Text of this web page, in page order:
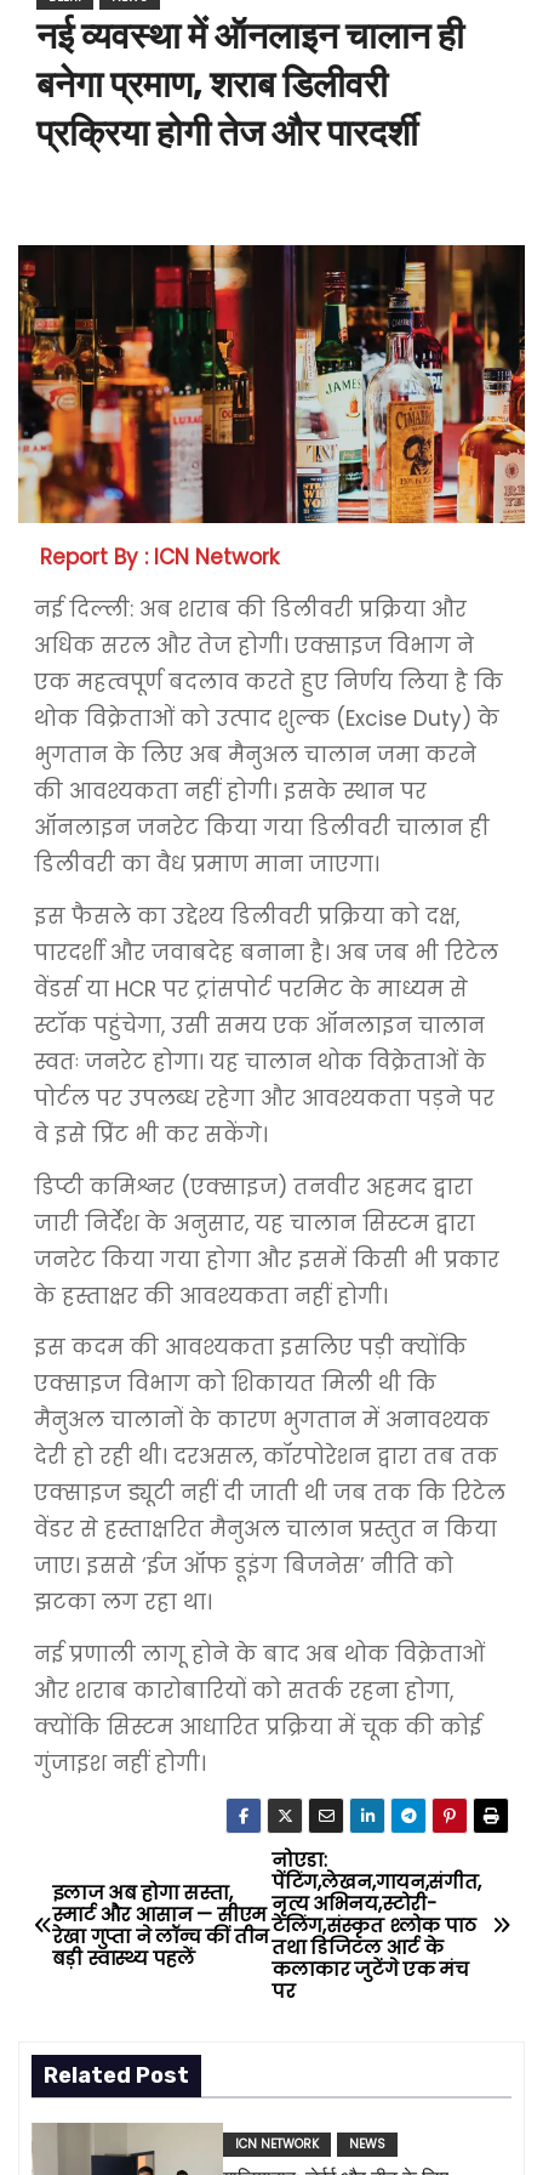
नई व्यवस्था में ऑनलाइन चालान ही
बनेगा प्रमाण, शराब डिलीवरी
प्रक्रिया होगी तेज और पारदर्शी
Report By : ICN Network
नई दिल्ली: अब शराब की डिलीवरी प्रक्रिया और
अधिक सरल और तेज होगी। एक्साइज विभाग ने
एक महत्वपूर्ण बदलाव करते हुए निर्णय लिया है कि
थोक विक्रेताओं को उत्पाद शुल्क (Excise Duty) के
भुगतान के लिए अब मैनुअल चालान जमा करने
की आवश्यकता नहीं होगी। इसके स्थान पर
ऑनलाइन जनरेट किया गया डिलीवरी चालान ही
डिलीवरी का वैध प्रमाण माना जाएगा।
इस फैसले का उद्देश्य डिलीवरी प्रक्रिया को दक्ष,
पारदर्शी और जवाबदेह बनाना है। अब जब भी रिटेल
वेंडर्स या HCR पर ट्रांसपोर्ट परमिट के माध्यम से
स्टॉक पहुंचेगा, उसी समय एक ऑनलाइन चालान
स्वतः जनरेट होगा। यह चालान थोक विक्रेताओं के
पोर्टल पर उपलब्ध रहेगा और आवश्यकता पड़ने पर
वे इसे प्रिंट भी कर सकेंगे।
डिप्टी कमिश्नर (एक्साइज) तनवीर अहमद द्वारा
जारी निर्देश के अनुसार, यह चालान सिस्टम द्वारा
जनरेट किया गया होगा और इसमें किसी भी प्रकार
के हस्ताक्षर की आवश्यकता नहीं होगी।
इस कदम की आवश्यकता इसलिए पड़ी क्योंकि
एक्साइज विभाग को शिकायत मिली थी कि
मैनुअल चालानों के कारण भुगतान में अनावश्यक
देरी हो रही थी। दरअसल, कॉरपोरेशन द्वारा तब तक
एक्साइज ड्यूटी नहीं दी जाती थी जब तक कि रिटेल
वेंडर से हस्ताक्षरित मैनुअल चालान प्रस्तुत न किया
जाए। इससे ‘ईज ऑफ डूइंग बिजनेस’ नीति को
झटका लग रहा था।
नई प्रणाली लागू होने के बाद अब थोक विक्रेताओं
और शराब कारोबारियों को सतर्क रहना होगा,
क्योंकि सिस्टम आधारित प्रक्रिया में चूक की कोई
गुंजाइश नहीं होगी।
P
o
s
n
a
नोएडा:
पेंटिंग,लेखन,गायन,संगीत,
नृत्य अभिनय,स्टोरी-
टेलिंग,संस्कृत श्लोक पाठ
तथा डिजिटल आर्ट के
कलाकार जुटेंगे एक मंच
पर
इलाज अब होगा सस्ता,
स्मार्ट और आसान — सीएम
रेखा गुप्ता ने लॉन्च कीं तीन
बड़ी स्वास्थ्य पहलें
Related Post
ICN NETWORK NEWS